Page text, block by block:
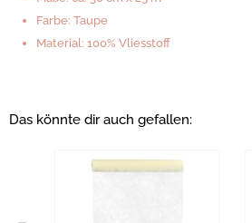
Farbe: Taupe
Material: 100% Vliesstoff
Das könnte dir auch gefallen: